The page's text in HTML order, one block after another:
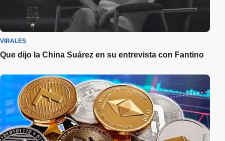
VIRALES
Que dijo la China Suárez en su entrevista con Fantino